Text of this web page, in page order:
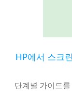
HP에서 스크
단계별 가이드